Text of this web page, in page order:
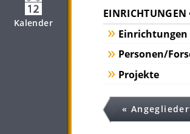
Kalender
EINRICHTUNGEN
Einrichtungen
Personen/
Projekte
«